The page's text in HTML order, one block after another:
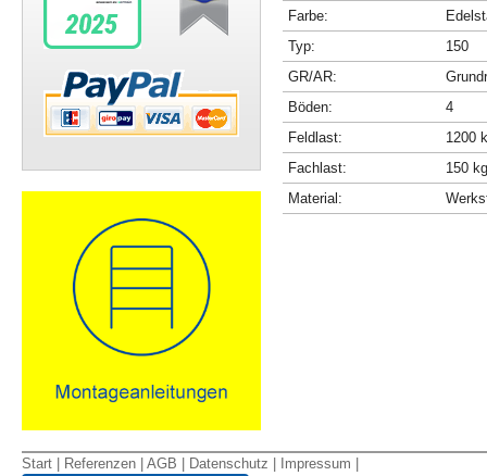
Farbe:
Typ:
150
GR/AR:
Böden:
4
Feldlast:
1200
Fachlast:
150 kg
Material:
Start Referenzen AGB Datenschutz Impressum